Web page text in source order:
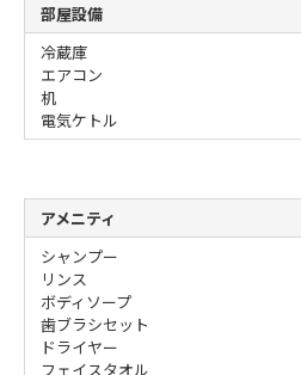
部屋設備
冷蔵庫
エアコン
机
電気ケトル
アメニティ
シャンプー
リンス
ボディソープ
歯ブラシセット
ドライヤー
フェイスタオル